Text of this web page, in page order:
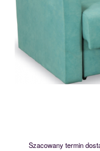
Szacowany termin